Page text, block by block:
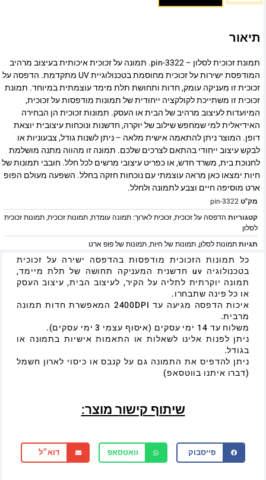
תיאור
תמונת זכוכית לסלון – pin-3322. תמונה על זכוכית איכותית בעיצוב מרהיב
המודפסת ישירות על זכוכית מחוסמת בטכנולוגיית UV מתקדמת. הדפסה על
זכוכית זו מעניקה עומק, חדות ותחושת תלת מימד עוצמתית במיוחד. תמונת
זכוכית זו משתייכת לקולקציה ייחודית של תמונות מודפסות על זכוכית,
המיועדות לעיצוב מרהיב של הבית או העסק. תמונות זכוכית הן הבחירה
האידיאלית למי שמחפש שילוב של יוקרה, חדשנות ונוכחות עיצובית יוצאת
דופן. המוצר ניתן להתאמה אישית מלאה – ניתן לשנות גודל, צבעוניות או
לבקש עיצוב ייחודי בהתאם לצרכים שלכם. תמונה זו מהווה מתנה מושלמת
לחנוכת בית, משרד חדש, או כפריט עיצובי מרשים לכל חלל. חובבי תמונות של
חיות ימצאו כאן מראה עוצמתי עם נוכחות חזקה בחלל. השפעה מעולם הפופ
ארט מוסיפה חיים וצבע לתמונה ולחלל.
מק"טpin-3322
קטגוריות הדפסה על זכוכית,זכוכית לארוך: תמונה עומדת,תמונות זכוכית,תמונות זכוכית
לסלון
תגיותתמונות לסלון,תמונות של חיות,תמונות של פופ ארט
כל תמונות הזכוכית מודפסות בהדפסה ישירה על זכוכית
בטכנולוגיה uv חדשנית המעניקה תחושה של תלת מיימד,
תמונה יוקרתית לתליה על הקיר, לעיצוב הבית, עיצוב העסק
או כל פינה שתבחרו.
איכות הדפסה מגיעה עד 2400DPI המאפשרת חדות תמונה
מרבית.
משלוח עד 14 ימי עסקים (איסוף עצמי 3 ימי עסקים).
ניתן לפנות אלינו לשאלות או התאמות אישיות בתמונה או
בגודל.
ניתן להדפיס את התמונה גם על קנבס או כיסוי לארון חשמל
(דברו איתנו בווטסאפ)
שיתוף קישור מוצר:
פייסבוק וואטסאפ דוא״ל